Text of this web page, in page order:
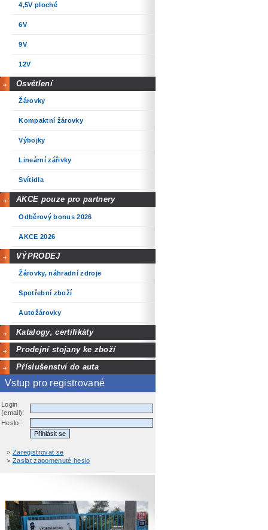
4,5V ploché
6V
9V
12V
Osvětlení
Žárovky
Kompaktní žárovky
Výbojky
Lineární zářivky
Svítidla
AKCE pouze pro partnery
Odběrový bonus 2026
AKCE 2026
VÝPRODEJ
Žárovky, náhradní zdroje
Spotřební zboží
Autožárovky
Katalogy, certifikáty
Prodejní stojany ke zboží
Příslušenství do auta
Vstup pro registrované
Login
(email):
Heslo:
> Zaregistrovat se
> Zaslat zapomenuté heslo